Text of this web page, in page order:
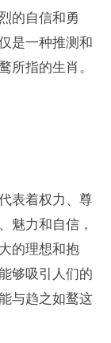
的自信和勇
是一种推测和
所指的生肖。
表着权力、尊
魅力和自信，
的理想和抱
够吸引人们的
与趋之如鹜这